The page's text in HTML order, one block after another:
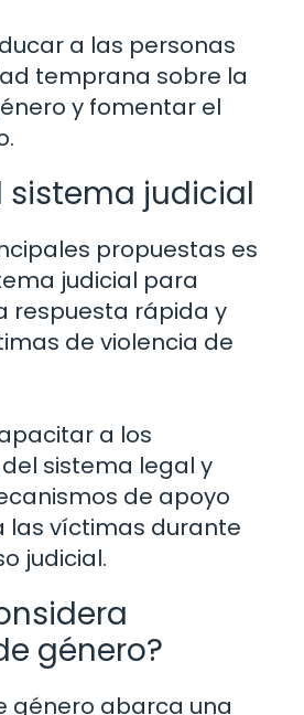
a las personas
temprana sobre la
y fomentar el
sistema judicial
propuestas es
judicial para
respuesta rápida y
de violencia de
a los
sistema legal y
de apoyo
las víctimas durante
judicial.
género?
género abarca una